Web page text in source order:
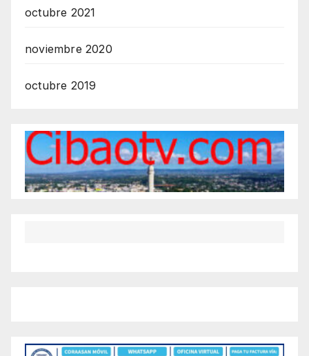
octubre 2021
noviembre 2020
octubre 2019